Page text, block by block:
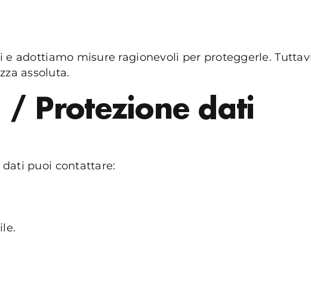
adottiamo misure ragionevoli per proteggerle.
assoluta.
/ Protezione dati
puoi contattare: